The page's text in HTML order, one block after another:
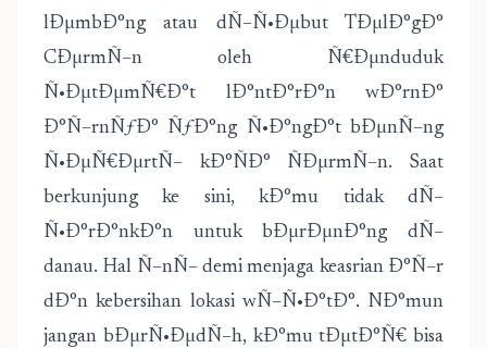
lÐµmbÐ°ng atau dÑ–Ñ•Ðµbut TÐµlÐ°gÐ°
CÐµrmÑ–n oleh Ñ€Ðµnduduk
Ñ•ÐµtÐµmÑ€Ð°t lÐ°ntÐ°rÐ°n wÐ°rnÐ°
Ð°Ñ–rnÑƒÐ° ÑƒÐ°ng Ñ•Ð°ngÐ°t bÐµnÑ–ng
Ñ•ÐµÑ€ÐµrtÑ– kÐ°ÑÐ° ÑÐµrmÑ–n. Saat
berkunjung ke sini, kÐ°mu tidak dÑ–
Ñ•Ð°rÐ°nkÐ°n untuk bÐµrÐµnÐ°ng dÑ–
danau. Hal Ñ–nÑ– demi menjaga keasrian Ð°Ñ–r
dÐ°n kebersihan lokasi wÑ–Ñ•Ð°tÐ°. NÐ°mun
jangan bÐµrÑ•ÐµdÑ–h, kÐ°mu tÐµtÐ°Ñ€ bisa